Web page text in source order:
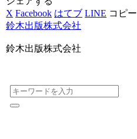
X Facebook はてブ LINE コピー
鈴木出版株式会社
鈴木出版株式会社